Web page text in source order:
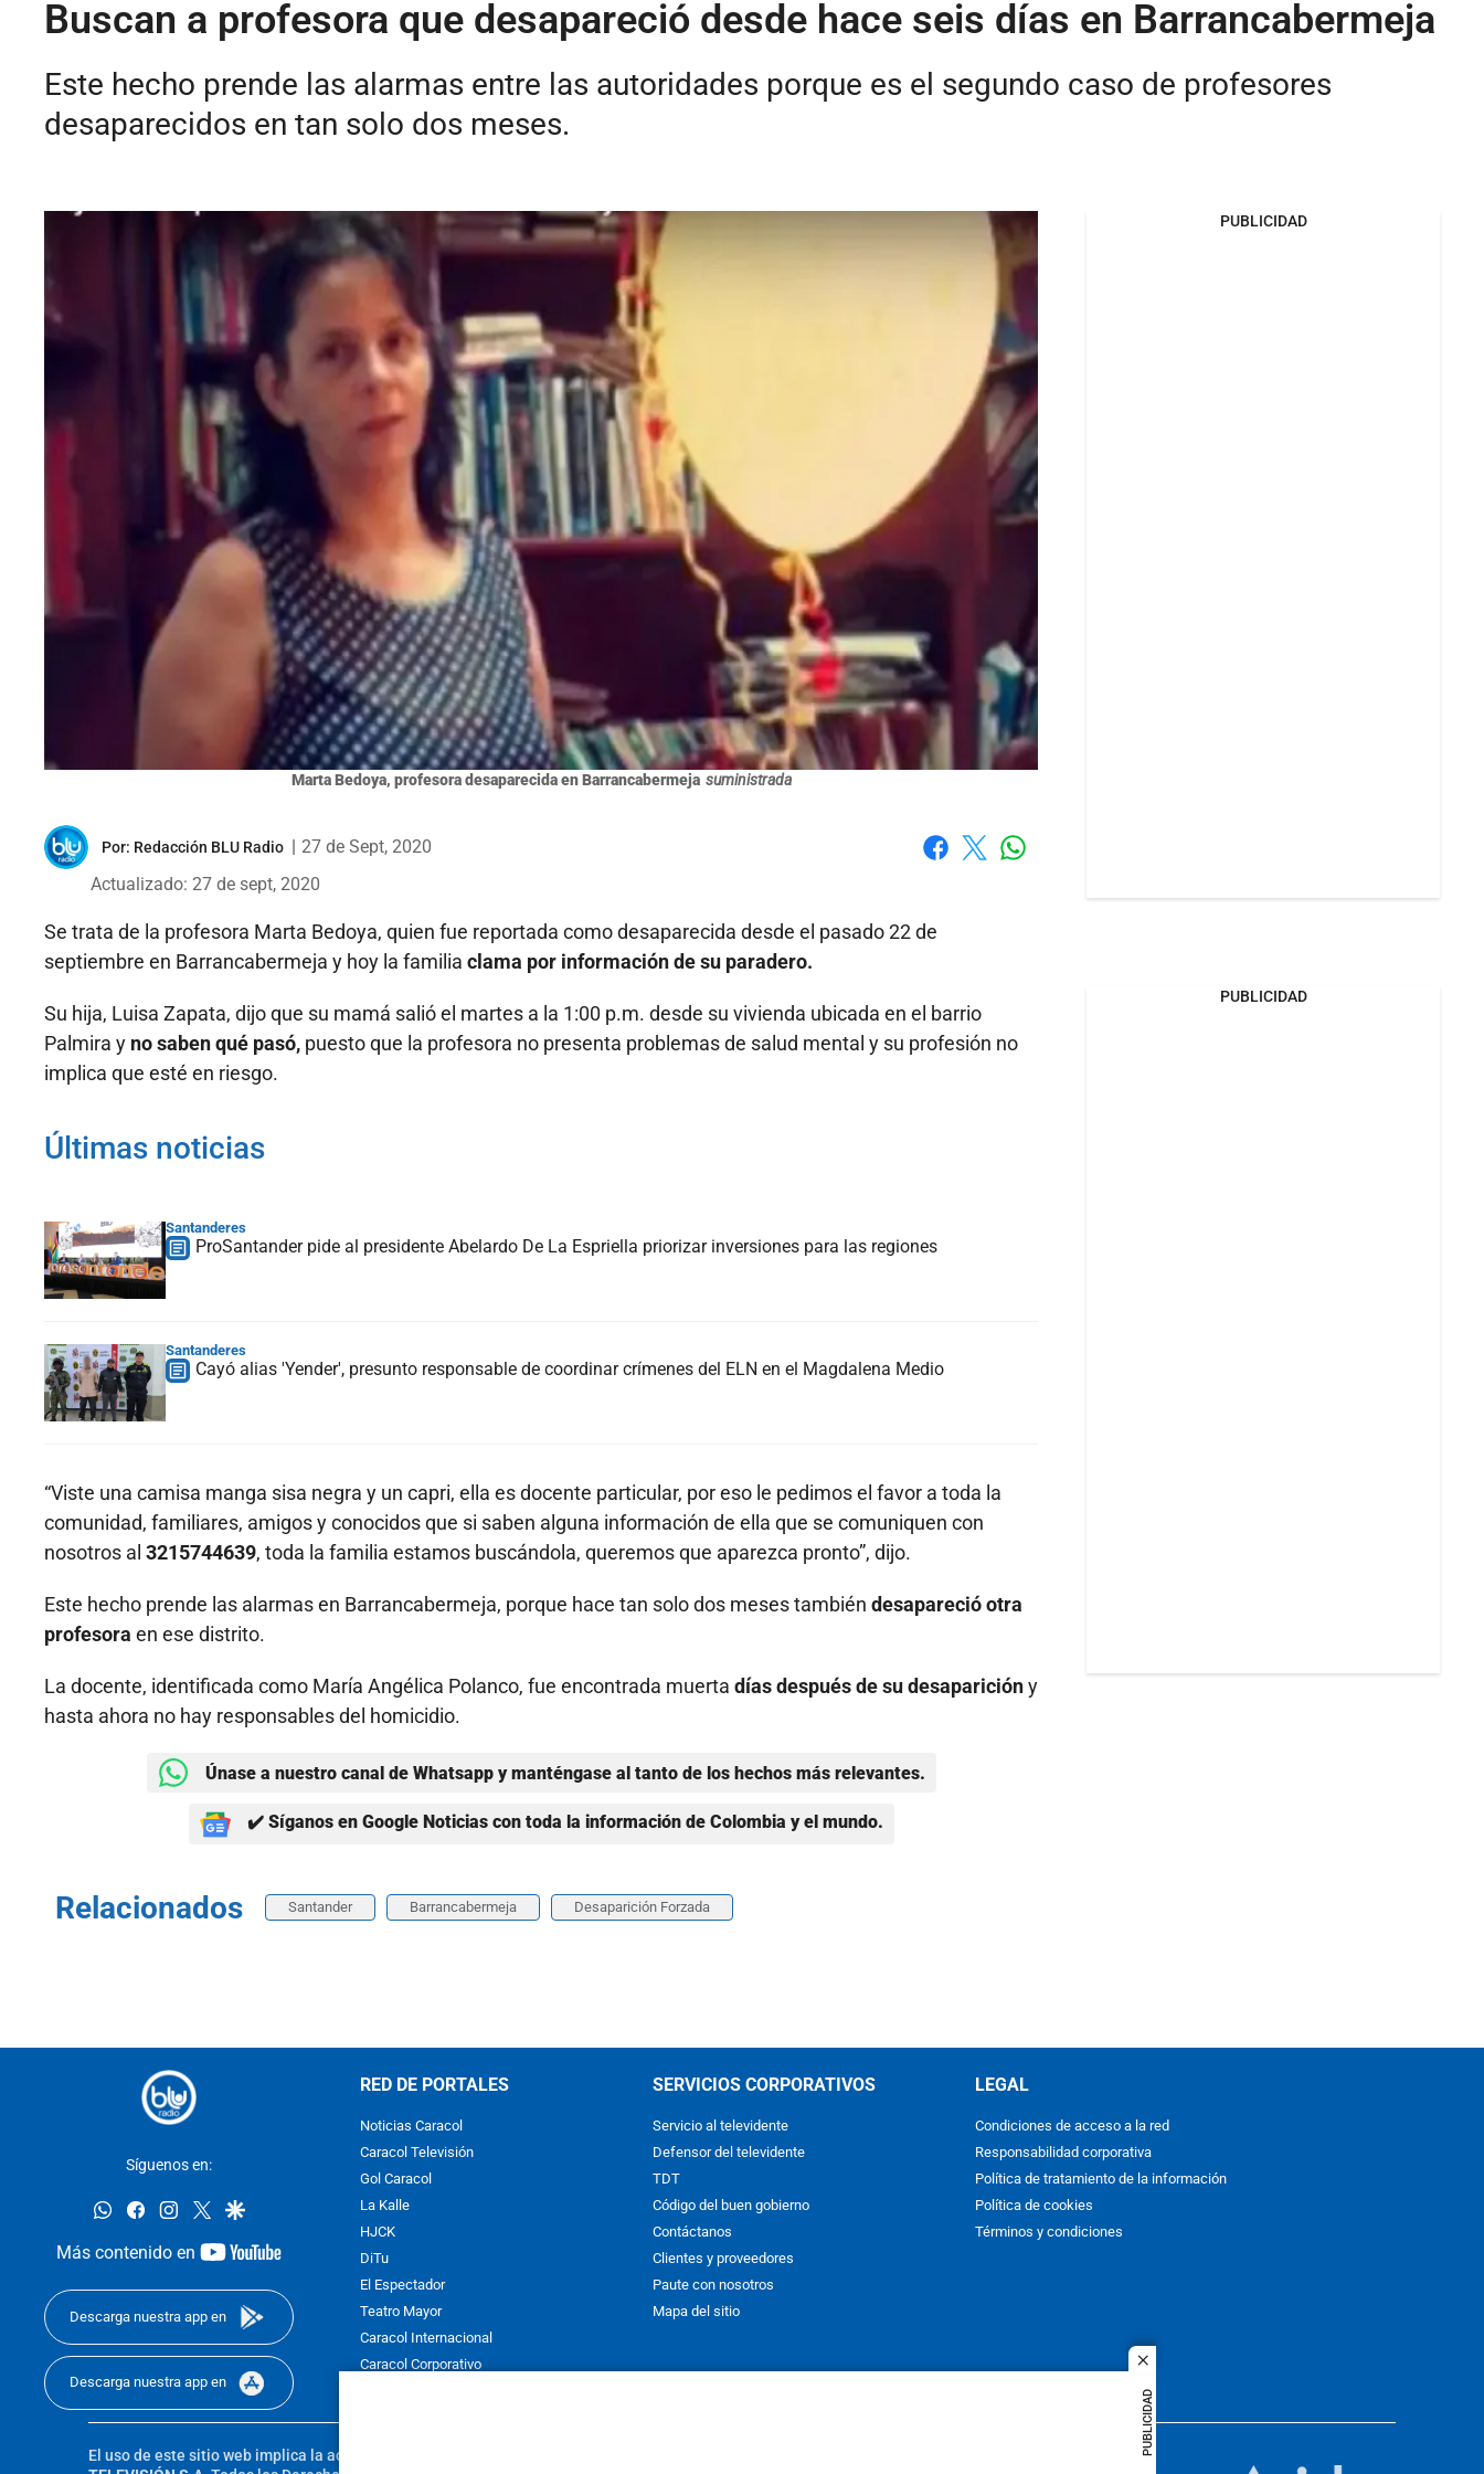
close
PUBLICIDAD
Buscan a profesora que desapareció desde hace seis días en Barrancabermeja
Este hecho prende las alarmas entre las autoridades porque es el segundo caso de profesores
desaparecidos en tan solo dos meses.
Marta Bedoya, profesora desaparecida en Barrancabermeja suministrada
Por: Redacción BLU Radio
27 de Sept, 2020
Actualizado: 27 de sept, 2020
Se trata de la profesora Marta Bedoya, quien fue reportada como desaparecida desde el pasado 22 de
septiembre en Barrancabermeja y hoy la familia clama por información de su paradero.
Su hija, Luisa Zapata, dijo que su mamá salió el martes a la 1:00 p.m. desde su vivienda ubicada en el barrio
Palmira y no saben qué pasó, puesto que la profesora no presenta problemas de salud mental y su profesión no
implica que esté en riesgo.
Últimas noticias
Santanderes
ProSantander pide al presidente Abelardo De La Espriella priorizar inversiones para las regiones
Santanderes
Cayó alias 'Yender', presunto responsable de coordinar crímenes del ELN en el Magdalena Medio
“Viste una camisa manga sisa negra y un capri, ella es docente particular, por eso le pedimos el favor a toda la
comunidad, familiares, amigos y conocidos que si saben alguna información de ella que se comuniquen con
nosotros al 3215744639, toda la familia estamos buscándola, queremos que aparezca pronto”, dijo.
Este hecho prende las alarmas en Barrancabermeja, porque hace tan solo dos meses también desapareció otra
profesora en ese distrito.
La docente, identificada como María Angélica Polanco, fue encontrada muerta días después de su desaparicióny
hasta ahora no hay responsables del homicidio.
Únase a nuestro canal de Whatsapp y manténgase al tanto de los hechos más relevantes.
✔️ Síganos en Google Noticias con toda la información de Colombia y el mundo.
Relacionados Santander Barrancabermeja Desaparición Forzada
PUBLICIDAD
PUBLICIDAD
Síguenos en:
whatsappfacebookinstagram
twittergoogle
Más contenido en
youtube-
Descarga nuestra app en
Descarga nuestra app en
RED DE PORTALES
Noticias Caracol
Caracol Televisión
Gol Caracol
La Kalle
HJCK
DiTu
El Espectador
Teatro Mayor
Caracol Internacional
Caracol Corporativo
SERVICIOS CORPORATIVOS
Servicio al televidente
Defensor del televidente
TDT
Código del buen gobierno
Contáctanos
Clientes y proveedores
Paute con nosotros
Mapa del sitio
LEGAL
Condiciones de acceso a la red
Responsabilidad corporativa
Política de tratamiento de la información
Política de cookies
Términos y condiciones
El uso de este sitio web implica la aceptación de los